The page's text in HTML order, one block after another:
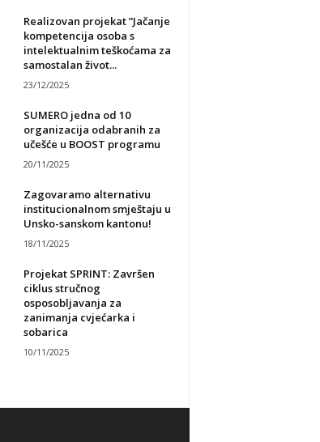
Realizovan projekat ”Jačanje
kompetencija osoba s
intelektualnim teškoćama za
samostalan život...
23/12/2025
SUMERO jedna od 10
organizacija odabranih za
učešće u BOOST programu
20/11/2025
Zagovaramo alternativu
institucionalnom smještaju u
Unsko-sanskom kantonu!
18/11/2025
Projekat SPRINT: Završen
ciklus stručnog
osposobljavanja za
zanimanja cvjećarka i
sobarica
10/11/2025